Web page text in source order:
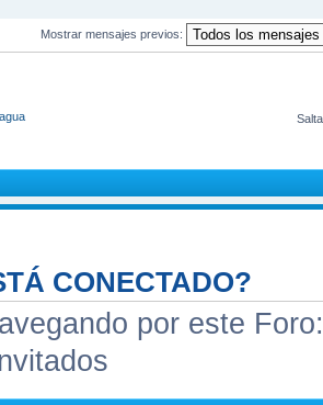
Mostrar mensajes previos:
CONECTADO?
por este